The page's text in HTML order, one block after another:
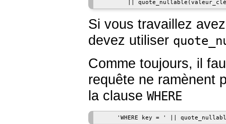
Si vous travaillez
devez utiliser
Comme toujours, il
requête ne ramènent
la clause WHERE